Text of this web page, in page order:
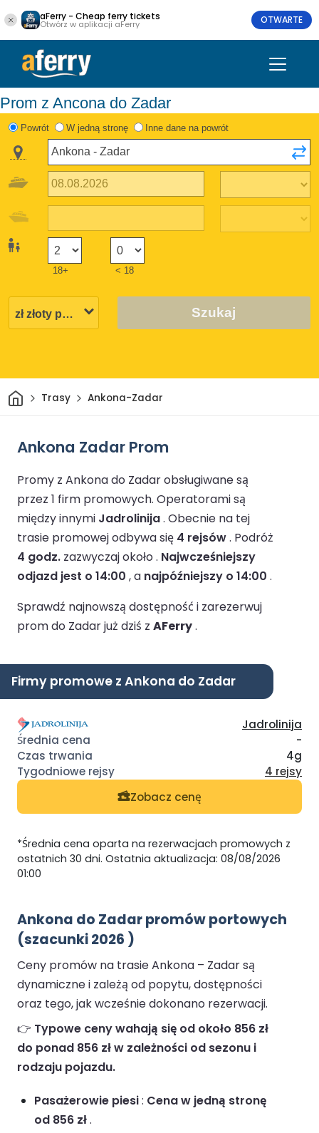
aFerry - Cheap ferry tickets
Otwórz w aplikacji aFerry OTWARTE
Prom z Ancona do Zadar
Powrót W jedną stronę Inne dane na powrót
18+ < 18
Szukaj
DomTrasy Ankona-Zadar
Ankona Zadar Prom
Promy z Ankona do Zadar obsługiwane są
przez 1 firm promowych. Operatorami są
między innymi Jadrolinija. Obecnie na tej
trasie promowej odbywa się 4 rejsów. Podróż
4 godz. zazwyczaj około . Najwcześniejszy
odjazd jest o 14:00 , a najpóźniejszy o 14:00 .
Sprawdź najnowszą dostępność i zarezerwuj
prom do Zadar już dziś z AFerry.
Firmy promowe z Ankona do Zadar
Jadrolinija
-
4g
4 rejsy
Zobacz cenę
*Średnia cena oparta na rezerwacjach promowych z
ostatnich 30 dni. Ostatnia aktualizacja: 08/08/2026
01:00
Ankona do Zadar promów portowych
(szacunki 2026 )
Ceny promów na trasie Ankona – Zadar są
dynamiczne i zależą od popytu, dostępności
oraz tego, jak wcześnie dokonano rezerwacji.
👉 Typowe ceny wahają się od około 856 zł
do ponad 856 zł w zależności od sezonu i
rodzaju pojazdu.
Pasażerowie piesi: Cena w jedną stronę
od 856 zł.